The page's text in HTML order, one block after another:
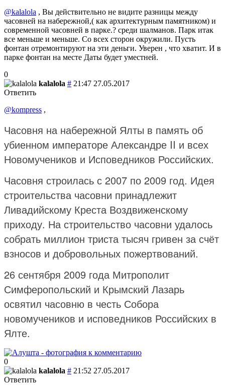
@kalalola , Вы действительно не видите разницы между
часовней на набережной,( как архитектурным памятником) и
современной часовней в парке.? среди шалманов. Парк итак
все меньше и меньше. Со всех сторон окружили. Пусть
фонтан отремонтируют на эти деньги. Уверен , что хватит. И в
парке фонтан на месте Даты будет уместней.
0
kalalola # 21:47 27.05.2017
Ответить
@kompress ,
Часовня на набережной Ялты в память об
убиенном императоре Александре II и всех
Новомучеников и Исповедников Российских.
Часовня строилась с 2007 по 2009 год. Идея
строительства часовни принадлежит
Ливадийскому Креста Воздвиженскому
приходу. На строительство часовни удалось
собрать миллион триста тысяч гривен за счёт
взносов и добровольных пожертвований.
26 сентября 2009 года Митрополит
Симферопольский и Крымский Лазарь
освятил часовню в честь Собора
новомучеников и исповедников Российских в
Ялте.
0
kalalola # 21:52 27.05.2017
Ответить